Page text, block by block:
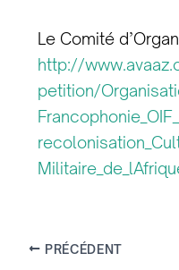
Le Comité
http://
petition/
PRÉCÉDENT